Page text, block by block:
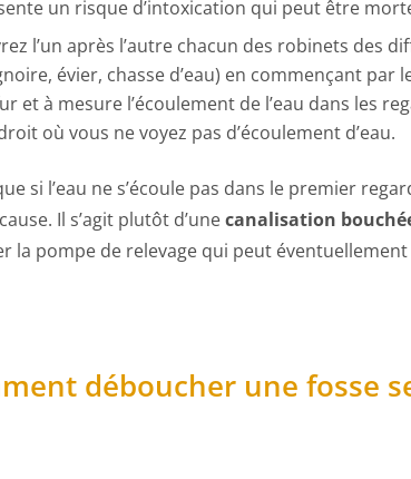
un risque d’intoxication qui peut être
l’un après l’autre chacun des robinets des
évier, chasse d’eau) en commençant
et à mesure l’écoulement de l’eau dans les
où vous ne voyez pas d’écoulement d’eau.
si l’eau ne s’écoule pas dans le premier
Il s’agit plutôt d’unecanalisation
la pompe de relevage qui peut
déboucher une fosse